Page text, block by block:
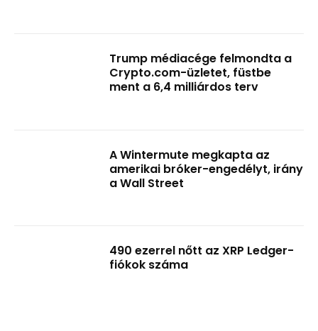
Trump médiacége felmondta a
Crypto.com-üzletet, füstbe
ment a 6,4 milliárdos terv
A Wintermute megkapta az
amerikai bróker-engedélyt, irány
a Wall Street
490 ezerrel nőtt az XRP Ledger-
fiókok száma